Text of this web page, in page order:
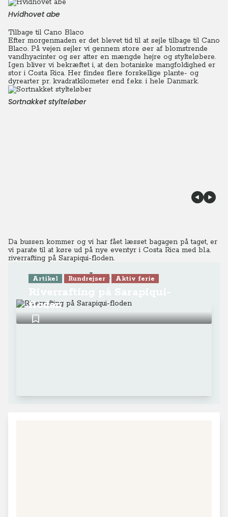
Hvidhovet abe
Tilbage til Cano Blaco
Efter morgenmaden er det blevet tid til at sejle tilbage til Cano
Blaco. På vejen sejler vi gennem store øer af blomstrende
vandhyacinter og ser atter en mængde hejre og stylteløbere.
Igen bliver vi bekræftet i, at den botaniske mangfoldighed er
stor i Costa Rica. Her findes flere forskellige plante- og
dyrearter pr. kvadratkilometer end f.eks. i hele Danmark.
Sortnakket stylteløber
Da bussen kommer og vi har fået læsset bagagen på taget, er
vi parate til at køre ud på nye eventyr i Costa Rica med bl.a.
riverrafting på Sarapiqui-floden.
Læs mere
Artikel Rundrejser Aktiv ferie
floden